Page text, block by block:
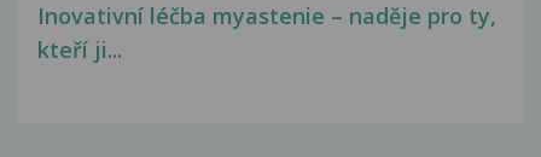
Inovativní léčba myastenie – naděje pro ty,
kteří ji...